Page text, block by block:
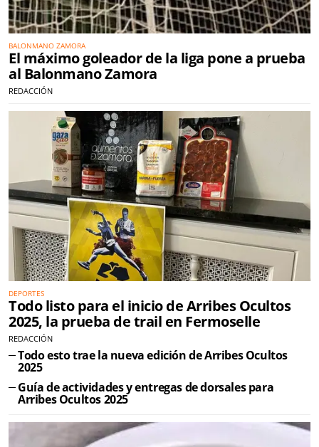
BALONMANO ZAMORA
El máximo goleador de la liga pone a prueba
al Balonmano Zamora
REDACCIÓN
DEPORTES
Todo listo para el inicio de Arribes Ocultos
2025, la prueba de trail en Fermoselle
REDACCIÓN
Todo esto trae la nueva edición de Arribes Ocultos
2025
Guía de actividades y entregas de dorsales para
Arribes Ocultos 2025